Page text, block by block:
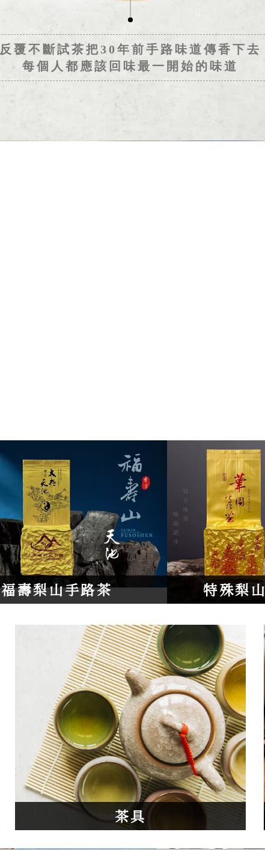
反覆不斷試茶把30年前手路味道傳香下去
每個人都應該回味最一開始的味道
福壽梨山手路茶 特殊梨
茶具